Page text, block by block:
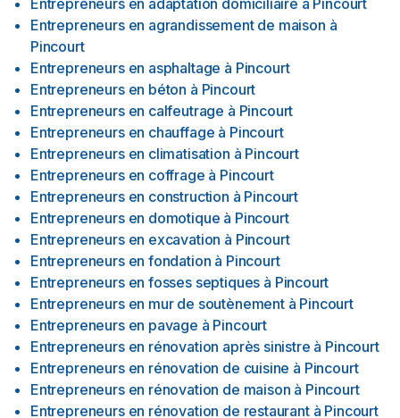
Entrepreneurs en adaptation domiciliaire à Pincourt
Entrepreneurs en agrandissement de maison à
Pincourt
Entrepreneurs en asphaltage à Pincourt
Entrepreneurs en béton à Pincourt
Entrepreneurs en calfeutrage à Pincourt
Entrepreneurs en chauffage à Pincourt
Entrepreneurs en climatisation à Pincourt
Entrepreneurs en coffrage à Pincourt
Entrepreneurs en construction à Pincourt
Entrepreneurs en domotique à Pincourt
Entrepreneurs en excavation à Pincourt
Entrepreneurs en fondation à Pincourt
Entrepreneurs en fosses septiques à Pincourt
Entrepreneurs en mur de soutènement à Pincourt
Entrepreneurs en pavage à Pincourt
Entrepreneurs en rénovation après sinistre à Pincourt
Entrepreneurs en rénovation de cuisine à Pincourt
Entrepreneurs en rénovation de maison à Pincourt
Entrepreneurs en rénovation de restaurant à Pincourt